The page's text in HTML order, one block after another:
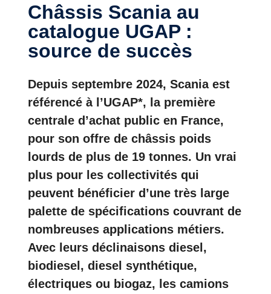
Châssis Scania au
catalogue UGAP :
source de succès
Depuis septembre 2024, Scania est
référencé à l’UGAP*, la première
centrale d’achat public en France,
pour son offre de châssis poids
lourds de plus de 19 tonnes. Un vrai
plus pour les collectivités qui
peuvent bénéficier d’une très large
palette de spécifications couvrant de
nombreuses applications métiers.
Avec leurs déclinaisons diesel,
biodiesel, diesel synthétique,
électriques ou biogaz, les camions